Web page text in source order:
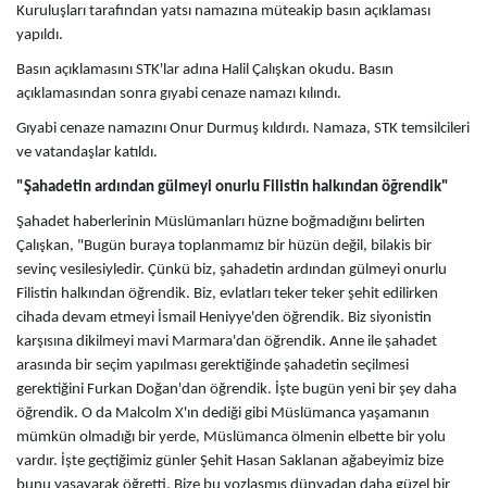
Kuruluşları tarafından yatsı namazına müteakip basın açıklaması
yapıldı.
Basın açıklamasını STK'lar adına Halil Çalışkan okudu. Basın
açıklamasından sonra gıyabi cenaze namazı kılındı.
Gıyabi cenaze namazını Onur Durmuş kıldırdı. Namaza, STK temsilcileri
ve vatandaşlar katıldı.
"Şahadetin ardından gülmeyi onurlu Filistin halkından öğrendik"
Şahadet haberlerinin Müslümanları hüzne boğmadığını belirten
Çalışkan, "Bugün buraya toplanmamız bir hüzün değil, bilakis bir
sevinç vesilesiyledir. Çünkü biz, şahadetin ardından gülmeyi onurlu
Filistin halkından öğrendik. Biz, evlatları teker teker şehit edilirken
cihada devam etmeyi İsmail Heniyye'den öğrendik. Biz siyonistin
karşısına dikilmeyi mavi Marmara'dan öğrendik. Anne ile şahadet
arasında bir seçim yapılması gerektiğinde şahadetin seçilmesi
gerektiğini Furkan Doğan'dan öğrendik. İşte bugün yeni bir şey daha
öğrendik. O da Malcolm X'ın dediği gibi Müslümanca yaşamanın
mümkün olmadığı bir yerde, Müslümanca ölmenin elbette bir yolu
vardır. İşte geçtiğimiz günler Şehit Hasan Saklanan ağabeyimiz bize